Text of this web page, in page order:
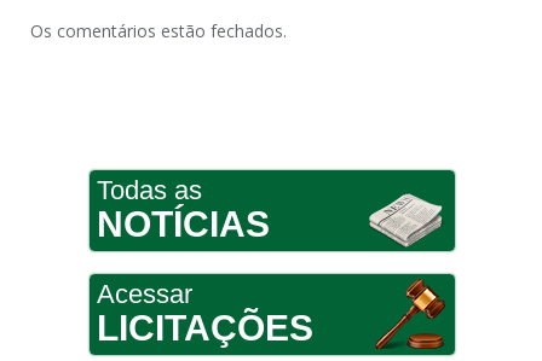
Os comentários estão fechados.
Todas as
NOTÍCIAS
Acessar
LICITAÇÕES